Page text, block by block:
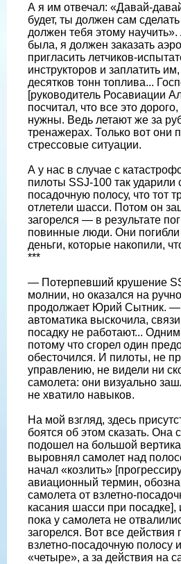
А я им отвечал: «Давай-
будет, ты должен сам
должен тебя этому
была, я должен заказать
пригласить летчиков-
инструкторов и заплатить
десятков тонн топлива...
[руководитель Росавиации
посчитал, что все это
нужны. Ведь летают же за
тренажерах. Только вот они
стрессовые ситуации.
А у нас в случае с
пилоты SSJ-100 так ударили
посадочную полосу, что тот
отлетели шасси. Потом он
загорелся — в результате
повинные люди. Они
деньги, которые накопили,
***
— Потерпевший крушение
молнии, но оказался на
продолжает Юрий Сытник. —
автоматика выскочила,
посадку не работают...
потому что сгорел один
обесточился. И пилоты, не
управлению, не видели ни
самолета: они визуально
не хватило навыков.
На мой взгляд, здесь
боятся об этом сказать. Она
подошел на большой
выровнял самолет над
начал «козлить»
авиационный термин,
самолета от взлетно-
касания шасси при посадке],
пока у самолета не
загорелся. Вот все
взлетно-посадочную полосу
«четыре», а за действия на